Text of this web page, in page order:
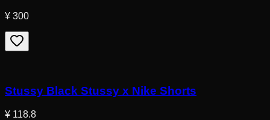
¥ 300
Stussy Black Stussy x Nike Shorts
¥ 118.8